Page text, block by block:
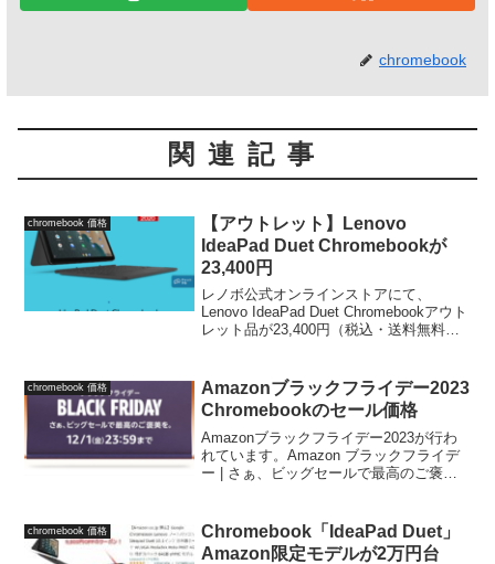
chromebook
関連記事
chromebook 価格
【アウトレット】Lenovo
IdeaPad Duet Chromebookが
23,400円
レノボ公式オンラインストアにて、
Lenovo IdeaPad Duet Chromebookアウト
レット品が23,400円（税込・送料無料）
ャンセル品」ってことです。...
chromebook 価格
Amazonブラックフライデー2023
Chromebookのセール価格
Amazonブラックフライデー2023が行わ
れています。Amazon ブラックフライデ
ー | さぁ、ビッグセールで最高のご褒美
Chromebookもセール...
chromebook 価格
Chromebook「IdeaPad Duet」
Amazon限定モデルが2万円台